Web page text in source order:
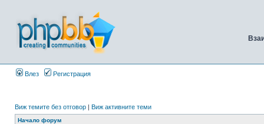
Влез Регистрация
Виж темите без отговор | Виж активните теми
Начало форум